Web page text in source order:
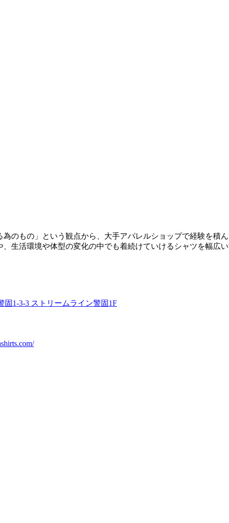
為のもの」という観点から、大手アパレルショップで経験を
生活環境や体型の変化の中でも着続けていけるシャツを幅広い
固1-3-3 ストリームライン警固1F